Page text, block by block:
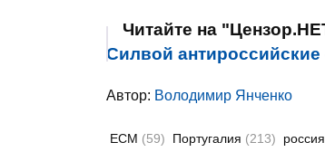
Читайте на
Силвой
Автор: Володимир Янченко
ЕСМ (59) Португалия (213) россия